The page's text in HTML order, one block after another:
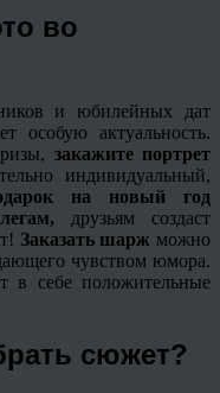
во
и юбилейных дат
особую актуальность.
закажите портрет
индивидуальный,
на новый год
друзьям создаст
Заказать шарж можно
чувством юмора.
в себе положительные
сюжет?